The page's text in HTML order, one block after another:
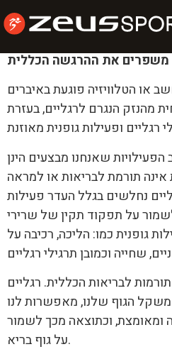
תרגילי רגליים
משפרים את ההרגשה הכללית
או הטלוויזיה פוגעת באיברים
מהנזק הנגרם לרגליים, בעזרת
שאנחנו מבצעים הינן
תורמת לבריאות או למראה
נחלשים בגלל העדר פעילות
על תפקוד תקין של שרירי
גופנית כמו: הליכה, רכיבה על
לבריאות הכללית. רגליים
הגוף שלנו, מאפשרות לנו
ומאומצת, וכתוצאה מכך לשמור
על גוף בריא.